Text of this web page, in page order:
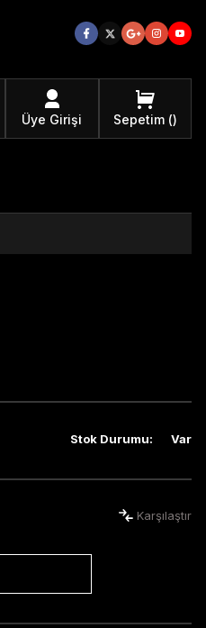
Üye Girişi Sepetim
Stok Durumu: Var
Karşılaştır